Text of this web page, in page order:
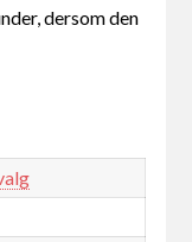
dersom den